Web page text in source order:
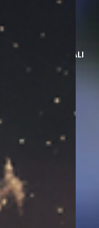
EDITORIALI
DI ALADINO